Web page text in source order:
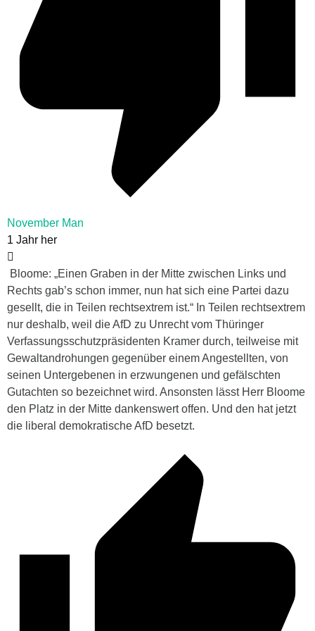
November Man
1 Jahr her
Bloome: „Einen Graben in der Mitte zwischen Links und
Rechts gab’s schon immer, nun hat sich eine Partei dazu
gesellt, die in Teilen rechtsextrem ist.“ In Teilen rechtsextrem
nur deshalb, weil die AfD zu Unrecht vom Thüringer
Verfassungsschutzpräsidenten Kramer durch, teilweise mit
Gewaltandrohungen gegenüber einem Angestellten, von
seinen Untergebenen in erzwungenen und gefälschten
Gutachten so bezeichnet wird. Ansonsten lässt Herr Bloome
den Platz in der Mitte dankenswert offen. Und den hat jetzt
die liberal demokratische AfD besetzt.